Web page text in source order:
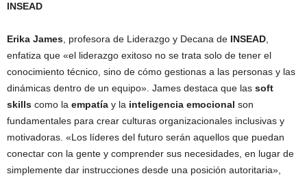
INSEAD
Erika James , profesora de Liderazgo y Decana de INSEAD
enfatiza que «el liderazgo exitoso no se trata solo de tener el
conocimiento técnico, sino de cómo gestionas a las personas y las
dinámicas dentro de un equipo». James destaca que las soft
skills como la empatía y la inteligencia emocional son
fundamentales para crear culturas organizacionales inclusivas y
motivadoras. «Los líderes del futuro serán aquellos que puedan
conectar con la gente y comprender sus necesidades, en lugar de
simplemente dar instrucciones desde una posición autoritaria»,